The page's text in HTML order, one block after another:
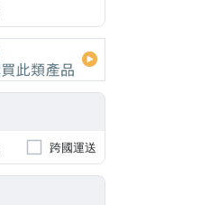
跨國運送